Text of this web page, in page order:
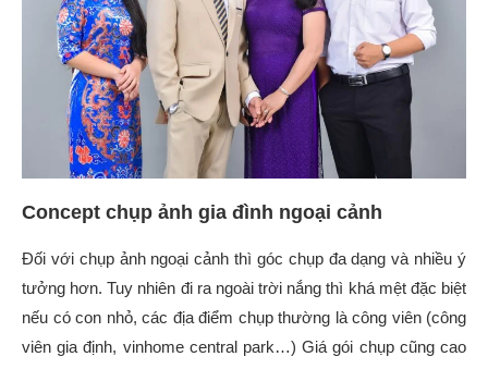
Concept chụp ảnh gia đình ngoại cảnh
Đối với chụp ảnh ngoại cảnh thì góc chụp đa dạng và nhiều ý
tưởng hơn. Tuy nhiên đi ra ngoài trời nắng thì khá mệt đặc biệt
nếu có con nhỏ, các địa điểm chụp thường là công viên (công
viên gia định, vinhome central park…) Giá gói chụp cũng cao